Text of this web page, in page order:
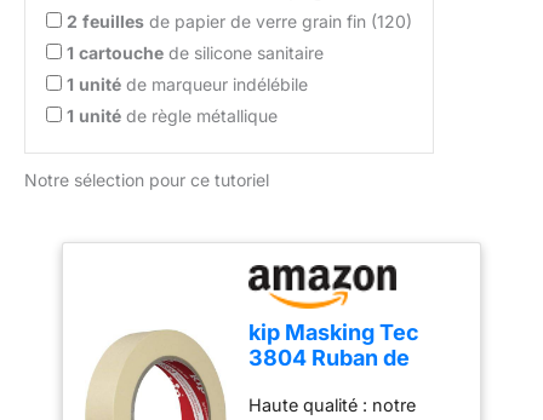
2 feuilles de papier de verre grain fin (120)
1 cartouche de silicone sanitaire
1 unité de marqueur indélébile
1 unité de règle métallique
Notre sélection pour ce tutoriel
kip Masking Tec
3804 Ruban de
fine 24 mm x 50 m
Haute qualité : notre